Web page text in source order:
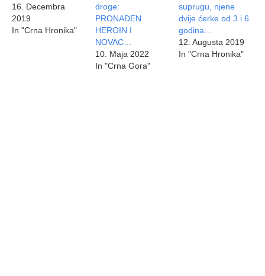
16. Decembra
2019
In "Crna Hronika"
droge:
PRONAĐEN
HEROIN I
NOVAC…
10. Maja 2022
In "Crna Gora"
suprugu, njene
dvije ćerke od 3 i 6
godina…
12. Augusta 2019
In "Crna Hronika"